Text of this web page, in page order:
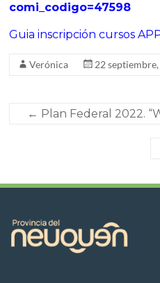
comi_codigo=47598
Guia inscripción cursos
Verónica 22
← Plan Federal 2022.